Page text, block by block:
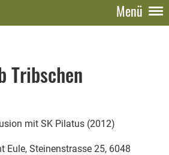
Menü
Tribschen
mit SK Pilatus (2012)
Eule, Steinenstrasse 25, 6048